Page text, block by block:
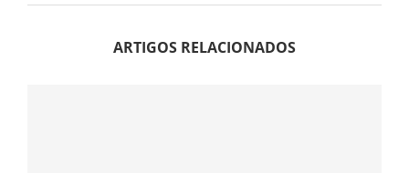
ARTIGOS RELACIONADOS